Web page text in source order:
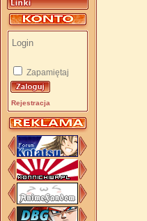
Zapamiętaj
Rejestracja